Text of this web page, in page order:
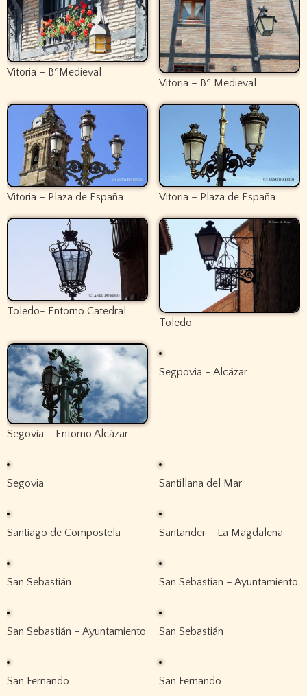
Vitoria – BºMedieval
Vitoria – Bº Medieval
Vitoria – Plaza de España Vitoria – Plaza de España
Toledo- Entorno Catedral
Toledo
Segovia – Entorno Alcázar
Segpovia – Alcázar
Segovia Santillana del Mar
Santiago de Compostela Santander – La Magdalena
San Sebastián San Sebastian – Ayuntamiento
San Sebastián – Ayuntamiento San Sebastián
San Fernando San Fernando